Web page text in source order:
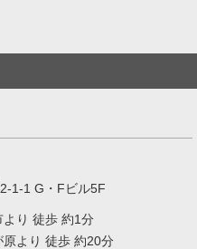
1-1 G・Fビル5F
り 徒歩 約1分
より 徒歩 約20分